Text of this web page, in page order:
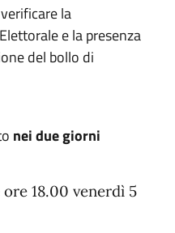
la
e la presenza
del bollo di
nei due giorni
18.00 venerdì 5